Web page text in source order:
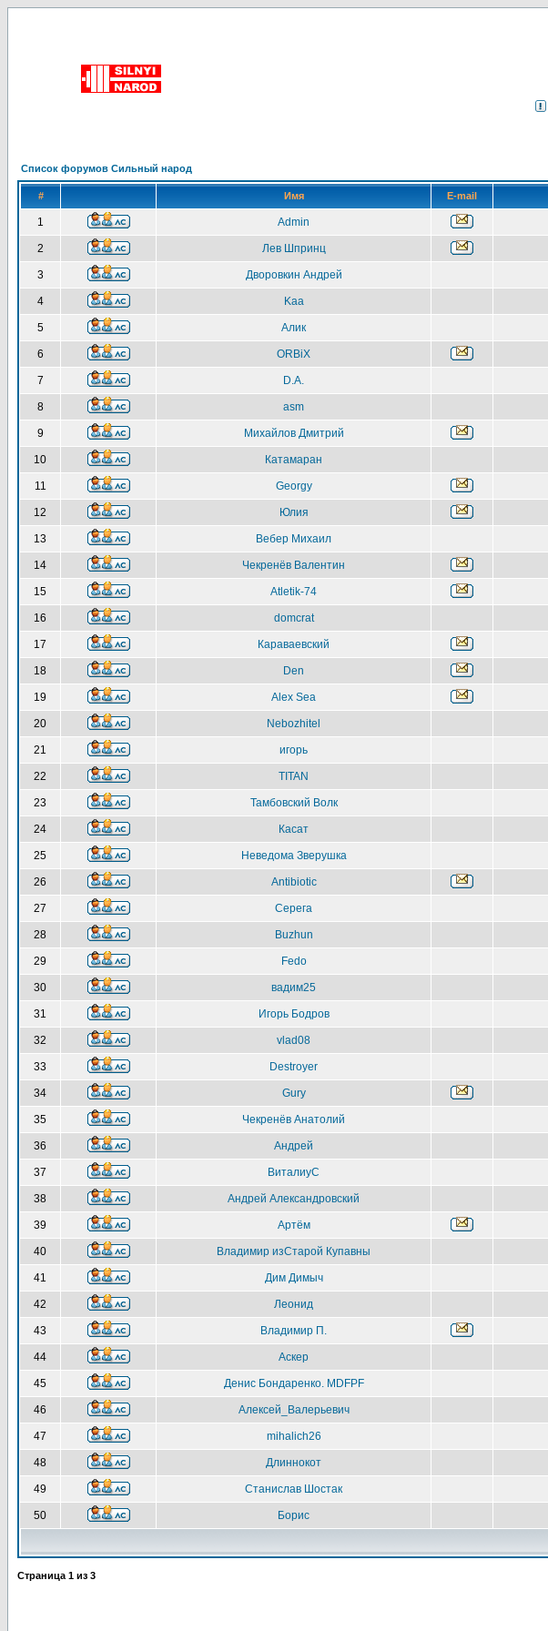
Список форумов Сильный народ
# Имя E-mail
1 Admin
2 Лев Шпринц
3 Дворовкин Андрей
4 Kaa
5 Алик
6 ORBiX
7 D.A.
8 asm
9 Михайлов Дмитрий
10 Катамаран
11 Georgy
12 Юлия
13 Вебер Михаил
14 Чекренёв Валентин
15 Atletik-74
16 domcrat
17 Караваевский
18 Den
19 Alex Sea
20 Nebozhitel
21 игорь
22 TITAN
23 Тамбовский Волк
24 Касат
25 Неведома Зверушка
26 Antibiotic
27 Серега
28 Buzhun
29 Fedo
30 вадим25
31 Игорь Бодров
32 vlad08
33 Destroyer
34 Gury
35 Чекренёв Анатолий
36 Андрей
37 ВиталиуС
38 Андрей Александровский
39 Артём
40 Владимир изСтарой Купавны
41 Дим Димыч
42 Леонид
43 Владимир П.
44 Аскер
45 Денис Бондаренко. MDFPF
46 Алексей_Валерьевич
47 mihalich26
48 Длиннокот
49 Станислав Шостак
50 Борис
Страница 1 из 3